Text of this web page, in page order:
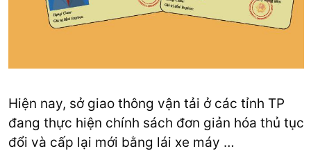
Hiện nay, sở giao thông vận tải ở các tỉnh TP
đang thực hiện chính sách đơn giản hóa thủ tục
đổi và cấp lại mới bằng lái xe máy …